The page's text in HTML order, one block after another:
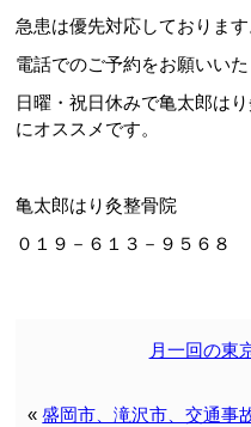
急患は優先対応しております
電話でのご予約をお願いいた
日曜・祝日休みで亀太郎は
にオススメです。
亀太郎はり灸整骨院
０１９－６１３－９５６８
月一回の東
«盛岡市、滝沢市、交通事